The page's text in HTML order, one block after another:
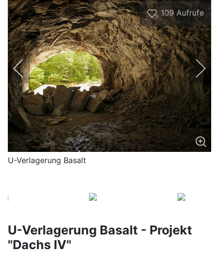
0 109Aufrufe
U-Verlagerung Basalt
U-Verlagerung Basalt - Projekt
"Dachs IV"